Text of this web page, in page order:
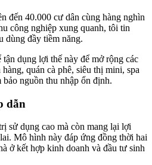
đến 40.000 cư dân cùng hàng nghìn
công nghiệp xung quanh, tôi tin
dùng đầy tiềm năng.
dụng lợi thế này để mở rộng các
quán cà phê, siêu thị mini, spa
nguồn thu nhập ổn định.
dẫn
sử dụng cao mà còn mang lại lợi
Mô hình này đáp ứng đồng thời hai
ở kết hợp kinh doanh và đầu tư sinh